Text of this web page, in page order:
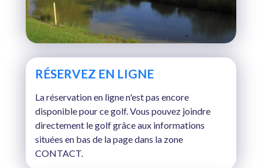
RÉSERVEZ EN LIGNE
La réservation en ligne n'est pas encore
disponible pour ce golf. Vous pouvez joindre
directement le golf grâce aux informations
situées en bas de la page dans la zone
CONTACT.